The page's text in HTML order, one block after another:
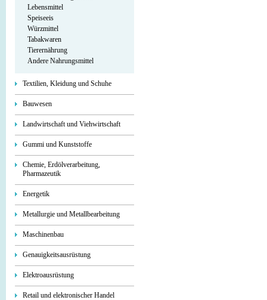
Lebensmittel
Speiseeis
Würzmittel
Tabakwaren
Tierernährung
Andere Nahrungsmittel
Textilien, Kleidung und Schuhe
Bauwesen
Landwirtschaft und Viehwirtschaft
Gummi und Kunststoffe
Chemie, Erdölverarbeitung,
Pharmazeutik
Energetik
Metallurgie und Metallbearbeitung
Maschinenbau
Genauigkeitsausrüstung
Elektroausrüstung
Retail und elektronischer Handel